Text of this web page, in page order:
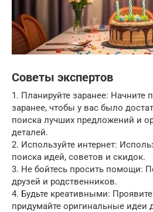
Советы экспертов
1. Планируйте заранее: Начните
заранее, чтобы у вас было
поиска лучших предложений и
деталей.
2. Используйте интернет:
поиска идей, советов и скидок.
3. Не бойтесь просить помощи:
друзей и родственников.
4. Будьте креативными:
придумайте оригинальные идеи